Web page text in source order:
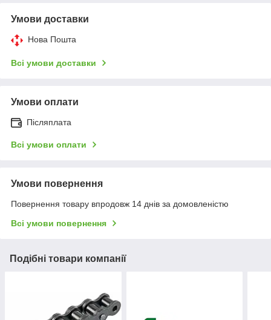
Умови доставки
Нова Пошта
Всі умови доставки
Умови оплати
Післяплата
Всі умови оплати
Умови повернення
Повернення товару впродовж 14 днів за домовленістю
Всі умови повернення
Подібні товари компанії